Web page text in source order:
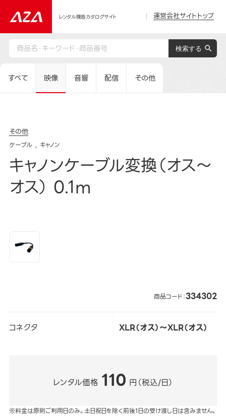
レンタル機器カタログサイト 運営会社サイトトップ
すべて 映像 音響 配信 その他
その他
ケーブル キャノン
キャノンケーブル変換（オス～
オス） 0.1m
商品コード：334302
コネクタ XLR（オス）～XLR（オス）
レンタル価格 110 円（税込/日）
※料金は原則ご利用日のみ。土日祝日を除く前後1日の受け渡し日は含みません。